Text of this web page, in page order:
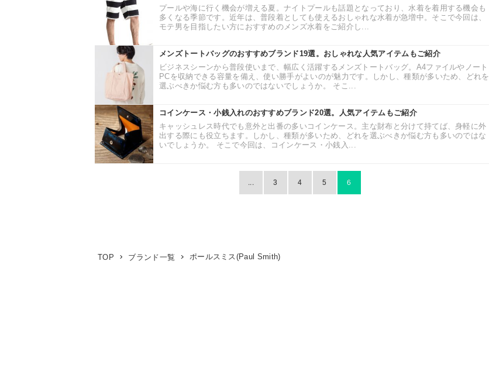
プールや海に行く機会が増える夏。ナイトプールも話題となっており、水着を着用する機会も
多くなる季節です。近年は、普段着としても使えるおしゃれな水着が急増中。そこで今回は、
モテ男を目指したい方におすすめのメンズ水着をご紹介し...
メンズトートバッグのおすすめブランド19選。おしゃれな人気アイテムもご紹介
ビジネスシーンから普段使いまで、幅広く活躍するメンズトートバッグ。A4ファイルやノート
PCを収納できる容量を備え、使い勝手がよいのが魅力です。しかし、種類が多いため、どれを
選ぶべきか悩む方も多いのではないでしょうか。 そこ...
コインケース・小銭入れのおすすめブランド20選。人気アイテムもご紹介
キャッシュレス時代でも意外と出番の多いコインケース。主な財布と分けて持てば、身軽に外
出する際にも役立ちます。しかし、種類が多いため、どれを選ぶべきか悩む方も多いのではな
いでしょうか。 そこで今回は、コインケース・小銭入...
... 3 4 5 6
TOP ブランド一覧 ポールスミス(Paul Smith)